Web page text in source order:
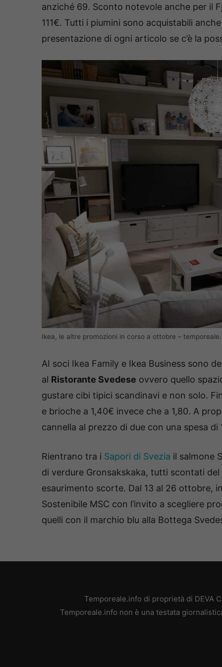
anziché 69. Sconto notevole anche per il
111€. Tutti i piumini sono acquistabili
presentazione di ogni articolo se c’è la
Ikea, le altre promozioni in corso a ottobre –
AI soci Ikea Family e Ikea Business sono
al Ristorante Svedese ovvero quello
gustare cibi tipici scandinavi e non solo.
e brioche a 1,40€ invece che a 1,80. A
cannella al prezzo di due con una spesa
Rientrano tra i Sapori di Svezia il salmone
di verdure Gronsakskaka, tutti scontati
esaurimento scorte. Dal 13 al 26 ottobre,
Sostenibile MSC con l’invito a scegliere
quelli con il marchio blu alla Bottega
Temporeale.info di proprietà di DEVA
Temporeale.info non è una testata